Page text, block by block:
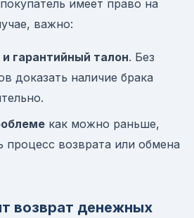
имеет право на
важно:
гарантийный талон. Без
доказать наличие брака
как можно раньше,
процесс возврата или обмена
возврат денежных